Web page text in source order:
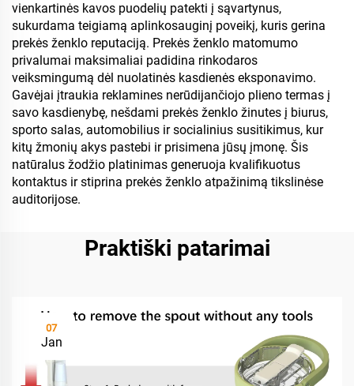
vienkartinės kavos puodelių patekti į sąvartynus,
sukurdama teigiamą aplinkosauginį poveikį, kuris gerina
prekės ženklo reputaciją. Prekės ženklo matomumo
privalumai maksimaliai padidina rinkodaros
veiksmingumą dėl nuolatinės kasdienės eksponavimo.
Gavėjai įtraukia reklamines nerūdijančiojo plieno termas į
savo kasdienybę, nešdami prekės ženklo žinutes į biurus,
sporto salas, automobilius ir socialinius susitikimus, kur
kitų žmonių akys pastebi ir prisimena jūsų įmonę. Šis
natūralus žodžio platinimas generuoja kvalifikuotus
kontaktus ir stiprina prekės ženklo atpažinimą tikslinėse
auditorijose.
Praktiški patarimai
07
Jan